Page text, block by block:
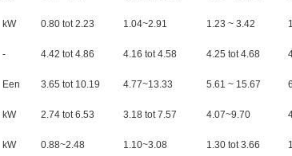
kW 0.80 tot 2.23 1.04~2.91 1.23 ~ 3.42
- 4.42 tot 4.86 4.16 tot 4.58 4.25 tot 4.68
Een 3.65 tot 10.19 4.77~13.33 5.61 ~ 15.67
kW 2.74 tot 6.53 3.18 tot 7.57 4.07~9.70
kW 0.88~2.48 1.10~3.08 1.30 tot 3.66